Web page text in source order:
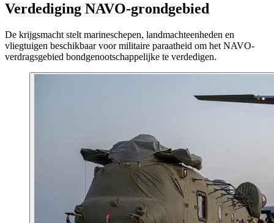
Verdediging NAVO-grondgebied
De krijgsmacht stelt marineschepen, landmachteenheden en
vliegtuigen beschikbaar voor militaire paraatheid om het NAVO-
verdragsgebied bondgenootschappelijke te verdedigen.